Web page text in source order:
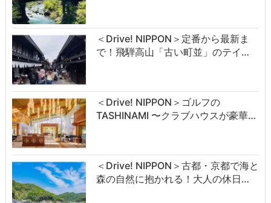
＜Drive! NIPPON＞定番から最新ま
で！飛騨高山「古い町並」のテイ…
＜Drive! NIPPON＞ゴルフの
TASHINAMI 〜クラブハウスが豪華…
＜Drive! NIPPON＞古都・京都で海と
森の自然に抱かれる！大人の休日…